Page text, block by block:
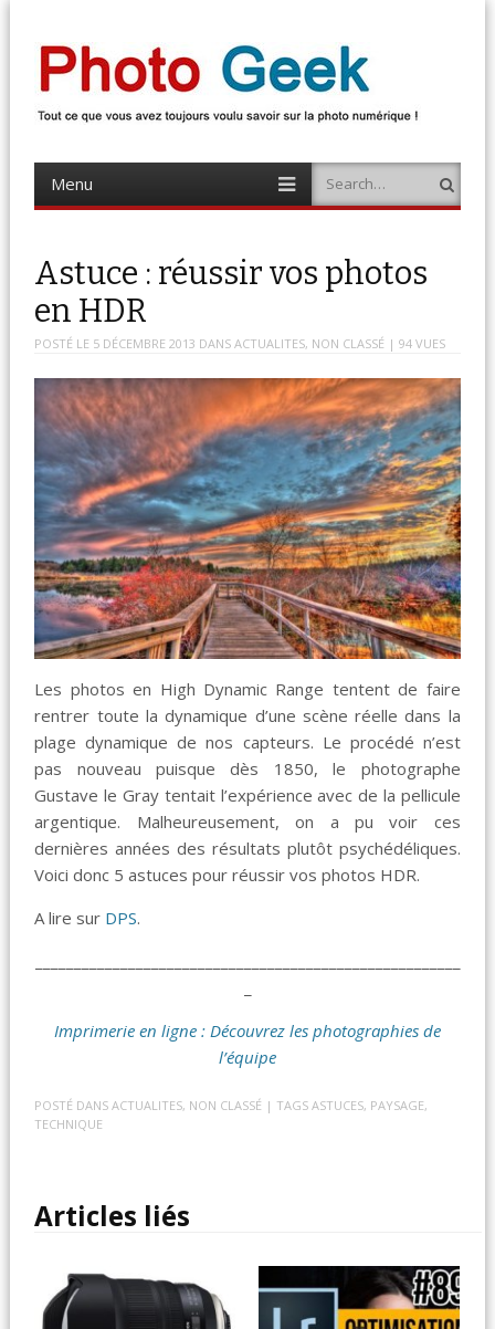
Photo Geek
Menu
content
Search
Astuce : réussir vos photos
en HDR
POSTÉ LE 5 DÉCEMBRE 2013 DANSACTUALITES, NON CLASSÉ | 94 VUES
Les photos en High Dynamic Range tentent de faire
rentrer toute la dynamique d’une scène réelle dans la
plage dynamique de nos capteurs. Le procédé n’est
pas nouveau puisque dès 1850, le photographe
Gustave le Gray tentait l’expérience avec de la pellicule
argentique. Malheureusement, on a pu voir ces
dernières années des résultats plutôt psychédéliques.
Voici donc 5 astuces pour réussir vos photos HDR.
A lire sur DPS.
Imprimerie en ligne : Découvrez les photographies de
l’équipe
POSTÉ DANSACTUALITES, NON CLASSÉ | TAGSASTUCES, PAYSAGE,
TECHNIQUE
Articles liés